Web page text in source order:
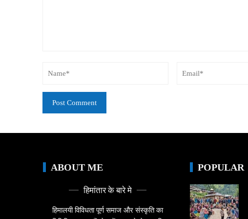
ABOUT ME
हिमांतार के बारे मे
हिमालयी विविधता पूर्ण समाज और संस्कृति का
POPULAR